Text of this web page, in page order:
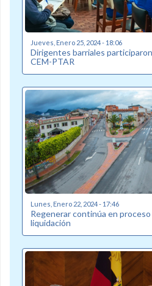
Jueves, Enero 25, 2024 - 18:06
Dirigentes barriales
CEM-PTAR
Lunes, Enero 22, 2024 - 17:46
Regenerar continúa en
liquidación